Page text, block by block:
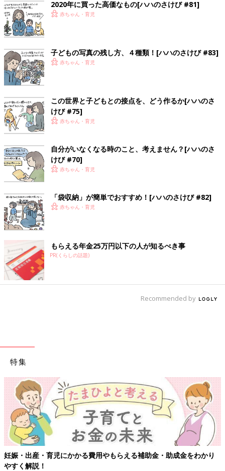
2020年に買った高価なもの[ハハのさけび #81]
赤ちゃん・育児
子どもの写真の残し方、４種類！[ハハのさけび #83]
赤ちゃん・育児
この世界と子どもとの接点を、どう作るか[ハハのさ
けび #75]
赤ちゃん・育児
自分がいなくなる時のこと、考えません？[ハハのさ
けび #70]
赤ちゃん・育児
「袋収納」が簡単でおすすめ！[ハハのさけび #82]
赤ちゃん・育児
もらえる年金25万円以下の人が知るべき事
PR(くらしの話題)
Recommended by
特集
妊娠・出産・育児にかかる費用やもらえる補助金・助成金をわかり
やすく解説！